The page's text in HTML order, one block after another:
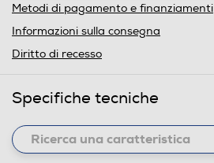
Metodi di pagamento e finanziamenti
Informazioni sulla consegna
Diritto di recesso
Specifiche tecniche